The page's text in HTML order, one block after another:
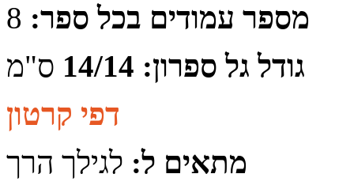
מספר עמודים בכל ספר:
גודל גל ספרון: 14/14
ס"מ
דפי קרטון
מתאים ל: לגילך הרך